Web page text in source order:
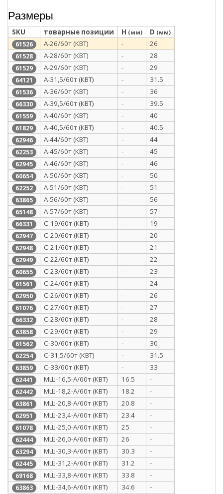
Размеры
SKU товарные позиции H (мм) D (мм)
61526 А-26/60т (КВТ) - 26
61528 А-28/60т (КВТ) - 28
61529 А-29/60т (КВТ) - 29
64121 А-31,5/60т (КВТ) - 31.5
61536 А-36/60т (КВТ) - 36
66330 А-39,5/60т (КВТ) - 39.5
61559 А-40/60т (КВТ) - 40
61829 А-40,5/60т (КВТ) - 40.5
62946 А-44/60т (КВТ) - 44
62253 А-45/60т (КВТ) - 45
62945 А-46/60т (КВТ) - 46
60654 А-50/60т (КВТ) - 50
62252 А-51/60т (КВТ) - 51
63865 А-56/60т (КВТ) - 56
65148 А-57/60т (КВТ) - 57
66331 С-19/60т (КВТ) - 19
62947 С-20/60т (КВТ) - 20
62948 С-21/60т (КВТ) - 21
62949 С-22/60т (КВТ) - 22
60655 С-23/60т (КВТ) - 23
61561 С-24/60т (КВТ) - 24
62950 С-26/60т (КВТ) - 26
61076 С-27/60т (КВТ) - 27
66332 С-28/60т (КВТ) - 28
63858 С-29/60т (КВТ) - 29
61562 С-30/60т (КВТ) - 30
62254 С-31,5/60т (КВТ) - 31.5
63859 С-33/60т (КВТ) - 33
62441 МШ-16,5-А/60т (КВТ) 16.5 -
62442 МШ-18,2-А/60т (КВТ) 18.2 -
63861 МШ-20,8-А/60т (КВТ) 20.8 -
62951 МШ-23,4-А/60т (КВТ) 23.4 -
61078 МШ-25,0-А/60т (КВТ) 25 -
62444 МШ-26,0-А/60т (КВТ) 26 -
63294 МШ-30,3-А/60т (КВТ) 30.3 -
62445 МШ-31,2-А/60т (КВТ) 31.2 -
69168 МШ-33,8-А/60т (КВТ) 33.8 -
63863 МШ-34,6-А/60т (КВТ) 34.6 -